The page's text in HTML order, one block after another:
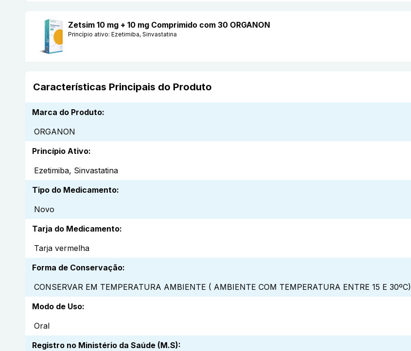
Zetsim 10 mg + 10 mg Comprimido com 30 ORGANON
Princípio ativo: Ezetimiba, Sinvastatina
Características Principais do Produto
Marca do Produto:
ORGANON
Princípio Ativo:
Ezetimiba, Sinvastatina
Tipo do Medicamento:
Novo
Tarja do Medicamento:
Tarja vermelha
Forma de Conservação:
CONSERVAR EM TEMPERATURA AMBIENTE ( AMBIENTE COM TEMPERATURA ENTRE 15 E 30ºC)
Modo de Uso:
Oral
Registro no Ministério da Saúde (M.S):